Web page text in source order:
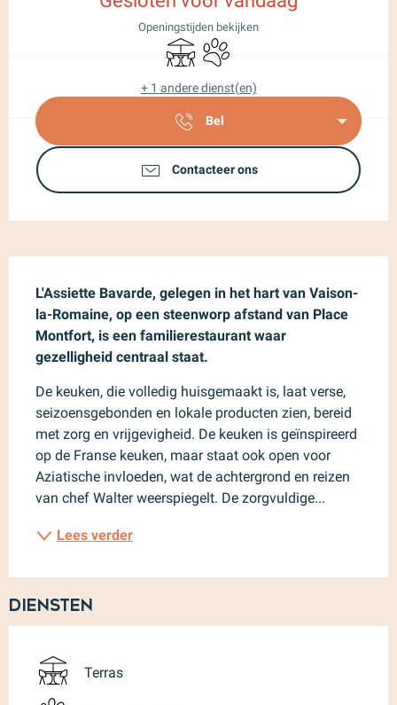
Openingstijden bekijken
Terras Dieren toegelaten
+ 1 andere dienst(en)
Bel
Contacteer ons
L'Assiette Bavarde, gelegen in het hart van Vaison-
la-Romaine, op een steenworp afstand van Place
Montfort, is een familierestaurant waar
gezelligheid centraal staat.
De keuken, die volledig huisgemaakt is, laat verse,
seizoensgebonden en lokale producten zien, bereid
met zorg en vrijgevigheid. De keuken is geïnspireerd
op de Franse keuken, maar staat ook open voor
Aziatische invloeden, wat de achtergrond en reizen
van chef Walter weerspiegelt. De zorgvuldige...
Lees verder
Diensten
Terras